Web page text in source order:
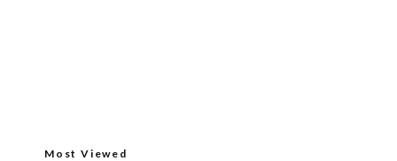
Most Viewed